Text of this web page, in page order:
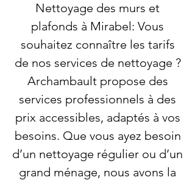
Nettoyage des murs et
plafonds à Mirabel: Vous
souhaitez connaître les tarifs
de nos services de nettoyage ?
Archambault propose des
services professionnels à des
prix accessibles, adaptés à vos
besoins. Que vous ayez besoin
d’un nettoyage régulier ou d’un
grand ménage, nous avons la